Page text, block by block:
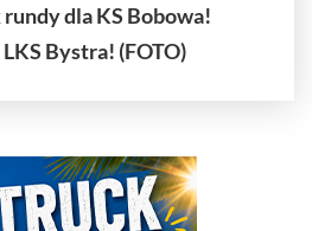
dla KS Bobowa!
Bystra! (FOTO)